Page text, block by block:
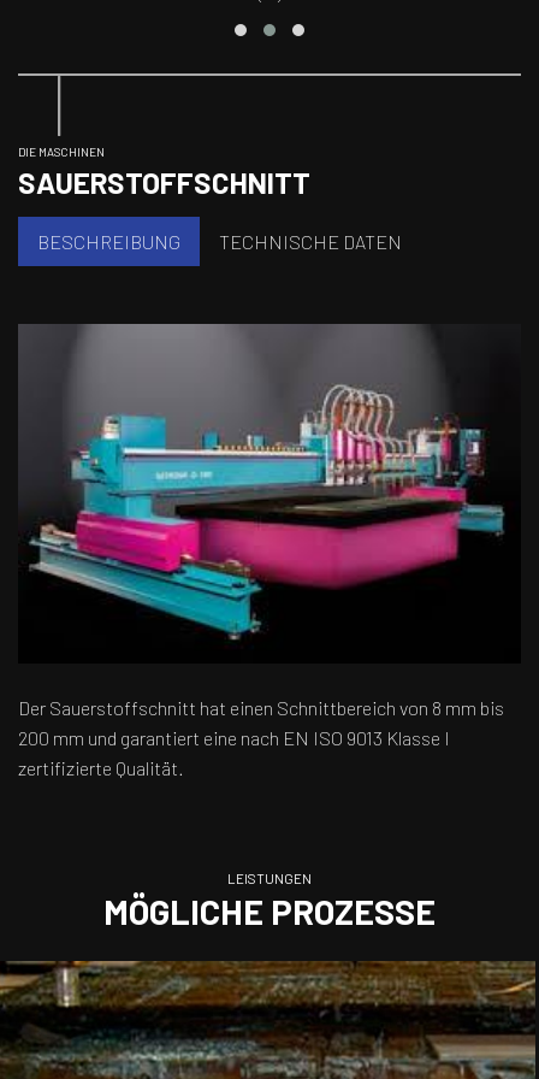
DIE MASCHINEN
SAUERSTOFFSCHNITT
BESCHREIBUNG TECHNISCHE DATEN
Der Sauerstoffschnitt hat einen Schnittbereich von 8 mm bis
200 mm und garantiert eine nach EN ISO 9013 Klasse I
zertifizierte Qualität.
LEISTUNGEN
MÖGLICHE PROZESSE